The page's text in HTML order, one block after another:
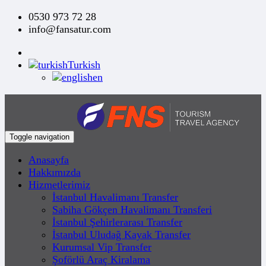
0530 973 72 28
info@fansatur.com
Turkish
en
Toggle navigation
Anasayfa
Hakkımızda
Hizmetlerimiz
İstanbul Havalimanı Transfer
Sabiha Gökçen Havalimanı Transferi
İstanbul Şehirlerarası Transfer
İstanbul Uludağ Kayak Transfer
Kurumsal Vip Transfer
Şoförlü Araç Kiralama